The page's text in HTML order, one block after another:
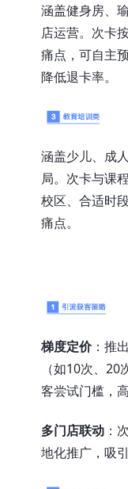
涵盖健身房、
店运营。次卡
痛点，可自主
降低退卡率。
涵盖少儿、成
局。次卡与课
校区、合适时
痛点。
梯度定价：推
（如10次、
客尝试门槛，
多门店联动 ：
地化推广，吸